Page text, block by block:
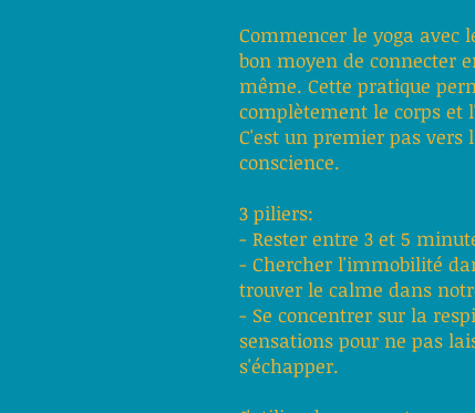
Commencer le yoga avec
bon moyen de connecter
même. Cette pratique
complètement le corps et
C'est un premier pas
conscience.
3 piliers:
- Rester entre 3 et 5
- Chercher l'immobilité
trouver le calme dans
- Se concentrer sur la
sensations pour ne pas
s'échapper.